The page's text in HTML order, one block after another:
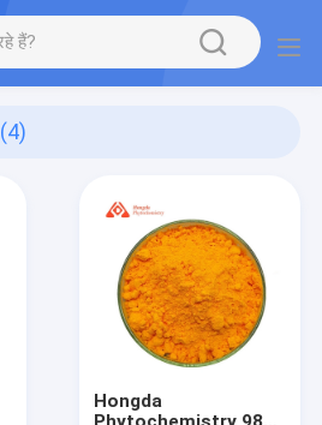
(4)
Hongda